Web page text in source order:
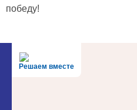
победу!
Решаем вместе